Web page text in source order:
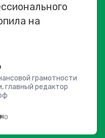
на
грамотности
редактор
0